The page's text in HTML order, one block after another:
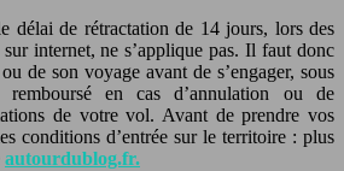
délai de rétractation de 14 jours, lors des
internet, ne s’applique pas. Il faut donc
de son voyage avant de s’engager, sous
en cas d’annulation ou de
de votre vol. Avant de prendre vos
conditions d’entrée sur le territoire : plus
autourdublog.fr.